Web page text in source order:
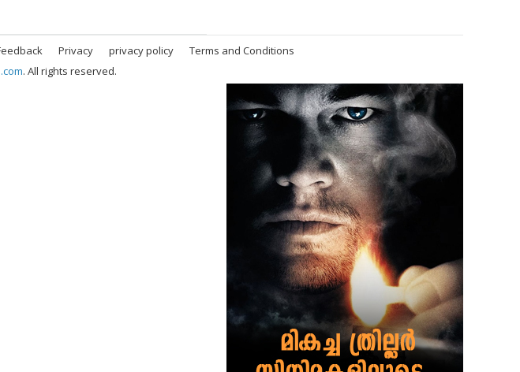
Privacy privacy policy
Terms and Conditions
. All rights reserved.